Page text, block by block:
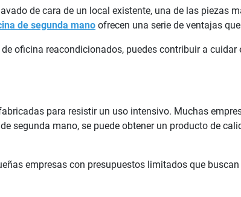
de cara de un local existente, una de las piezas
de segunda mano ofrecen una serie de ventajas
oficina reacondicionados, puedes contribuir a
para resistir un uso intensivo. Muchas
segunda mano, se puede obtener un producto de
empresas con presupuestos limitados que